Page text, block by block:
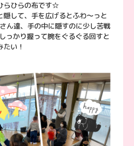
らひらの布です☆
隠して、手を広げるとふわ〜っと
ん達、手の中に隠すのに少し苦戦
っかり握って腕をぐるぐる回すと
い！